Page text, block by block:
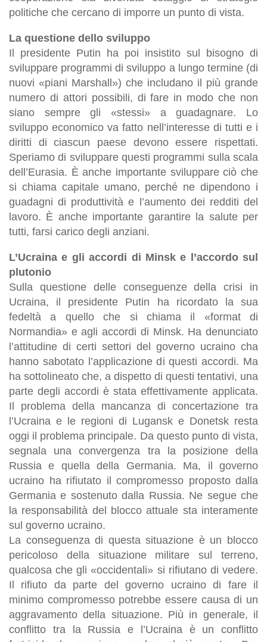
politiche che cercano di imporre un punto di vista.
La questione dello sviluppo
Il presidente Putin ha poi insistito sul bisogno di
sviluppare programmi di sviluppo a lungo termine (di
nuovi «piani Marshall») che includano il più grande
numero di attori possibili, di fare in modo che non
siano sempre gli «stessi» a guadagnare. Lo
sviluppo economico va fatto nell’interesse di tutti e i
diritti di ciascun paese devono essere rispettati.
Speriamo di sviluppare questi programmi sulla scala
dell’Eurasia. È anche importante sviluppare ciò che
si chiama capitale umano, perché ne dipendono i
guadagni di produttività e l’aumento dei redditi del
lavoro. È anche importante garantire la salute per
tutti, farsi carico degli anziani.
L’Ucraina e gli accordi di Minsk e l’accordo sul
plutonio
Sulla questione delle conseguenze della crisi in
Ucraina, il presidente Putin ha ricordato la sua
fedeltà a quello che si chiama il «format di
Normandia» e agli accordi di Minsk. Ha denunciato
l’attitudine di certi settori del governo ucraino cha
hanno sabotato l’applicazione di questi accordi. Ma
ha sottolineato che, a dispetto di questi tentativi, una
parte degli accordi è stata effettivamente applicata.
Il problema della mancanza di concertazione tra
l’Ucraina e le regioni di Lugansk e Donetsk resta
oggi il problema principale. Da questo punto di vista,
segnala una convergenza tra la posizione della
Russia e quella della Germania. Ma, il governo
ucraino ha rifiutato il compromesso proposto dalla
Germania e sostenuto dalla Russia. Ne segue che
la responsabilità del blocco attuale sta interamente
sul governo ucraino.
La conseguenza di questa situazione è un blocco
pericoloso della situazione militare sul terreno,
qualcosa che gli «occidentali» si rifiutano di vedere.
Il rifiuto da parte del governo ucraino di fare il
minimo compromesso potrebbe essere causa di un
aggravamento della situazione. Più in generale, il
conflitto tra la Russia e l’Ucraina è un conflitto